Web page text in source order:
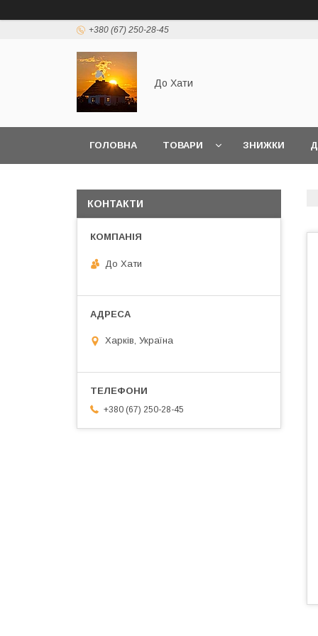
+380 (67) 250-28-45
До Хати
ГОЛОВНА ТОВАРИ ЗНИЖКИ
КОНТАКТИ
До Хати
Харків, Україна
+380 (67) 250-28-45